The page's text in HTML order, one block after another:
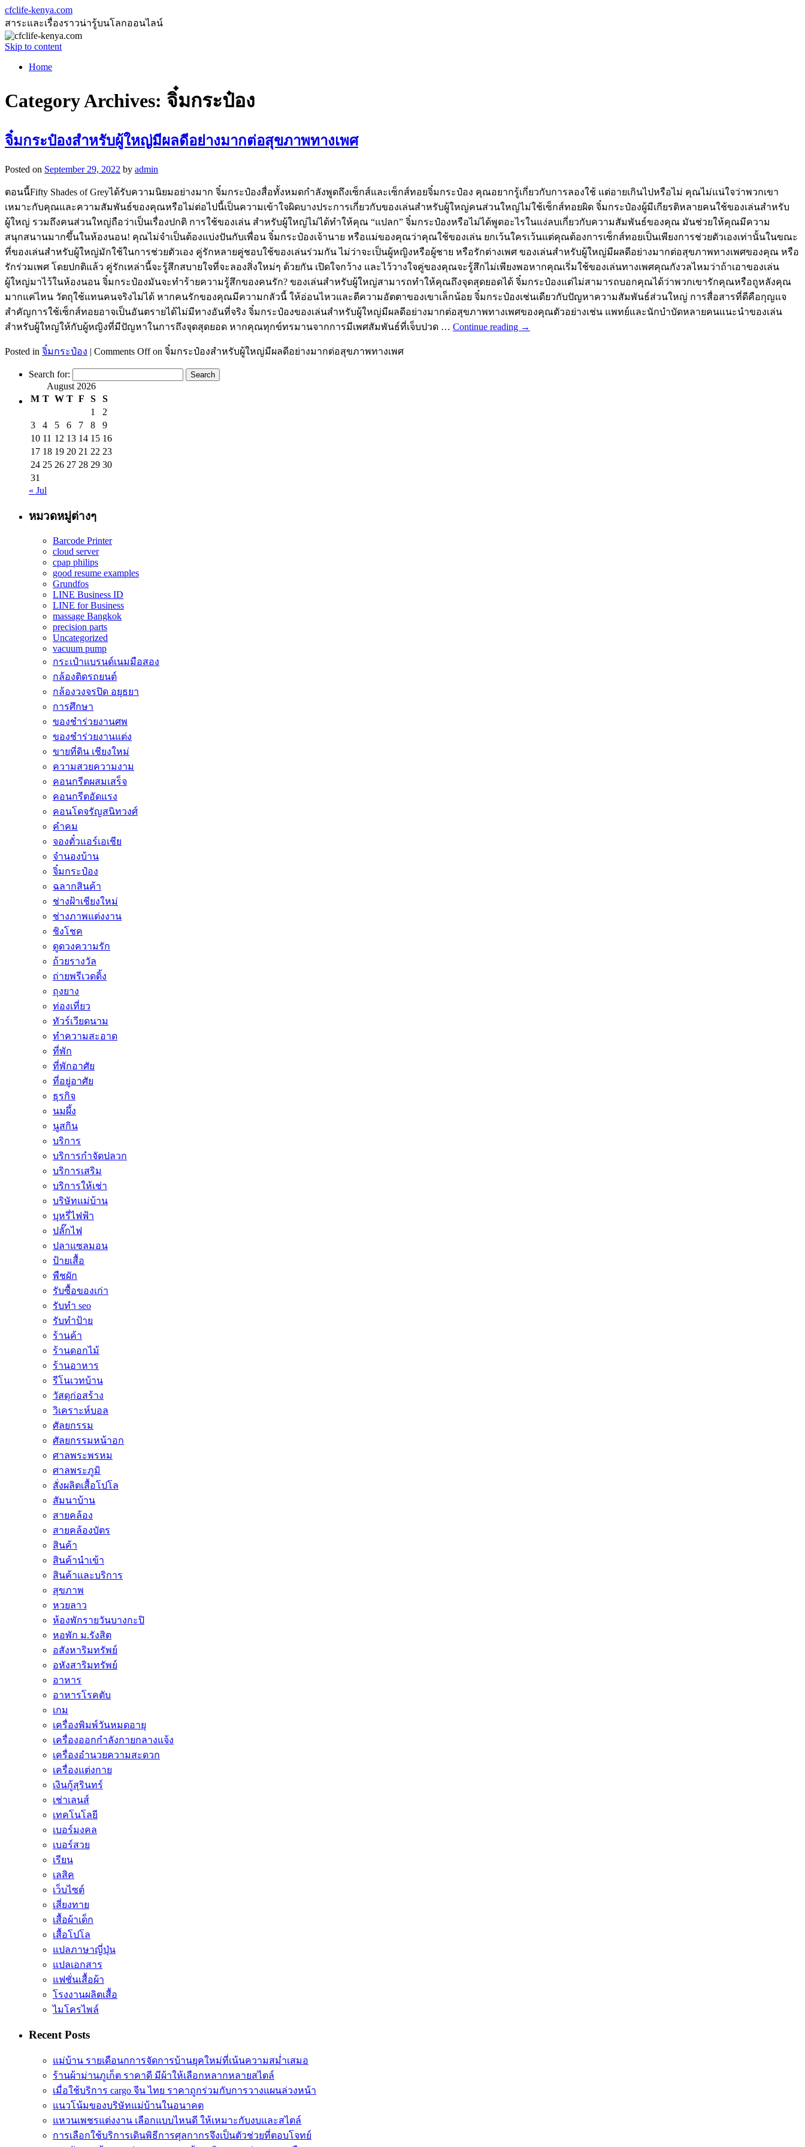
cfclife-kenya.com
สาระและเรื่องราวน่ารู้บนโลกออนไลน์
Skip to content
Home
Category Archives: จิ๋มกระป๋อง
จิ๋มกระป๋องสำหรับผู้ใหญ่มีผลดีอย่างมากต่อสุขภาพทางเพศ
Posted on September 29, 2022 by admin
ตอนนี้Fifty Shades of Greyได้รับความนิยมอย่างมาก จิ๋มกระป๋องสื่อทั้งหมดกำลังพูดถึงเซ็กส์และเซ็กส์ทอยจิ๋มกระป๋อง คุณอยากรู้เกี่ยวกับการลองใช้ แต่อายเกินไปหรือไม่ คุณไม่แน่ใจว่าพวกเขา
เหมาะกับคุณและความสัมพันธ์ของคุณหรือไม่ต่อไปนี้เป็นความเข้าใจผิดบางประการเกี่ยวกับของเล่นสำหรับผู้ใหญ่คนส่วนใหญ่ไม่ใช้เซ็กส์ทอยผิด จิ๋มกระป๋องผู้มีเกียรติหลายคนใช้ของเล่นสำหรับ
ผู้ใหญ่ รวมถึงคนส่วนใหญ่ถือว่าเป็นเรื่องปกติ การใช้ของเล่น สำหรับผู้ใหญ่ไม่ได้ทำให้คุณ “แปลก” จิ๋มกระป๋องหรือไม่ได้พูดอะไรในแง่ลบเกี่ยวกับความสัมพันธ์ของคุณ มันช่วยให้คุณมีความ
สนุกสนานมากขึ้นในห้องนอน! คุณไม่จำเป็นต้องแบ่งปันกับเพื่อน จิ๋มกระป๋องเจ้านาย หรือแม่ของคุณว่าคุณใช้ของเล่น ยกเว้นใครเว้นแต่คุณต้องการเซ็กส์ทอยเป็นเพียงการช่วยตัวเองเท่านั้นในขณะ
ที่ของเล่นสำหรับผู้ใหญ่มักใช้ในการช่วยตัวเอง คู่รักหลายคู่ชอบใช้ของเล่นร่วมกัน ไม่ว่าจะเป็นผู้หญิงหรือผู้ชาย หรือรักต่างเพศ ของเล่นสำหรับผู้ใหญ่มีผลดีอย่างมากต่อสุขภาพทางเพศของคุณ หรือ
รักร่วมเพศ โดยปกติแล้ว คู่รักเหล่านี้จะรู้สึกสบายใจที่จะลองสิ่งใหม่ๆ ด้วยกัน เปิดใจกว้าง และไว้วางใจคู่ของคุณจะรู้สึกไม่เพียงพอหากคุณเริ่มใช้ของเล่นทางเพศคุณกังวลไหมว่าถ้าเอาของเล่น
ผู้ใหญ่มาไว้ในห้องนอน จิ๋มกระป๋องมันจะทำร้ายความรู้สึกของคนรัก? ของเล่นสำหรับผู้ใหญ่สามารถทำให้คุณถึงจุดสุดยอดได้ จิ๋มกระป๋องแต่ไม่สามารถบอกคุณได้ว่าพวกเขารักคุณหรือถูหลังคุณ
มากแค่ไหน วัตถุใช้แทนคนจริงไม่ได้ หากคนรักของคุณมีความกลัวนี้ ให้อ่อนไหวและตีความอัตตาของเขาเล็กน้อย จิ๋มกระป๋องเช่นเดียวกับปัญหาความสัมพันธ์ส่วนใหญ่ การสื่อสารที่ดีคือกุญแจ
สำคัญการใช้เซ็กส์ทอยอาจเป็นอันตรายได้ไม่มีทางอันที่จริง จิ๋มกระป๋องของเล่นสำหรับผู้ใหญ่มีผลดีอย่างมากต่อสุขภาพทางเพศของคุณตัวอย่างเช่น แพทย์และนักบำบัดหลายคนแนะนำของเล่น
สำหรับผู้ใหญ่ให้กับผู้หญิงที่มีปัญหาในการถึงจุดสุดยอด หากคุณทุกข์ทรมานจากการมีเพศสัมพันธ์ที่เจ็บปวด … Continue reading →
Posted in จิ๋มกระป๋อง | Comments Offon จิ๋มกระป๋องสำหรับผู้ใหญ่มีผลดีอย่างมากต่อสุขภาพทางเพศ
Search for:
August 2026
M T W T F S
S
1
2
3
4 5 6 7 8
9
10 11 12 13 14 15 16
17 18 19 20 21 22 23
24 25 26 27 28 29 30
31
« Jul
หมวดหมู่ต่างๆ
Barcode Printer
cloud server
cpap philips
good resume examples
Grundfos
LINE Business ID
LINE for Business
massage Bangkok
precision parts
Uncategorized
vacuum pump
กระเป๋าแบรนด์เนมมือสอง
กล้องติดรถยนต์
กล้องวงจรปิด อยุธยา
การศึกษา
ของชำร่วยงานศพ
ของชำร่วยงานแต่ง
ขายที่ดิน เชียงใหม่
ความสวยความงาม
คอนกรีตผสมเสร็จ
คอนกรีตอัดแรง
คอนโดจรัญสนิทวงศ์
คำคม
จองตั๋วแอร์เอเชีย
จำนองบ้าน
จิ๋มกระป๋อง
ฉลากสินค้า
ช่างฝ้าเชียงใหม่
ช่างภาพแต่งงาน
ชิงโชค
ดูดวงความรัก
ถ้วยรางวัล
ถ่ายพรีเวดดิ้ง
ถุงยาง
ท่องเที่ยว
ทัวร์เวียดนาม
ทำความสะอาด
ที่พัก
ที่พักอาศัย
ที่อยู่อาศัย
ธุรกิจ
นมผึ้ง
นูสกิน
บริการ
บริการกำจัดปลวก
บริการเสริม
บริการให้เช่า
บริษัทแม่บ้าน
บุหรี่ไฟฟ้า
ปลั๊กไฟ
ปลาแซลมอน
ป้ายเสื้อ
พืชผัก
รับซื้อของเก่า
รับทำ seo
รับทำป้าย
ร้านค้า
ร้านดอกไม้
ร้านอาหาร
รีโนเวทบ้าน
วัสดุก่อสร้าง
วิเคราะห์บอล
ศัลยกรรม
ศัลยกรรมหน้าอก
ศาลพระพรหม
ศาลพระภูมิ
สั่งผลิตเสื้อโปโล
สัมนาบ้าน
สายคล้อง
สายคล้องบัตร
สินค้า
สินค้านำเข้า
สินค้าและบริการ
สุขภาพ
หวยลาว
ห้องพักรายวันบางกะปิ
หอพัก ม.รังสิต
อสังหาริมทรัพย์
อหังสาริมทรัพย์
อาหาร
อาหารโรคตับ
เกม
เครื่องพิมพ์วันหมดอายุ
เครื่องออกกำลังกายกลางแจ้ง
เครื่องอำนวยความสะดวก
เครื่องแต่งกาย
เงินกู้สุรินทร์
เช่าเลนส์
เทคโนโลยี
เบอร์มงคล
เบอร์สวย
เรียน
เลสิค
เว็บไซต์
เสี่ยงทาย
เสื้อผ้าเด็ก
เสื้อโปโล
แปลภาษาญี่ปุ่น
แปลเอกสาร
แฟชั่นเสื้อผ้า
โรงงานผลิตเสื้อ
ไมโครไพล์
Recent Posts
แม่บ้าน รายเดือนกการจัดการบ้านยุคใหม่ที่เน้นความสม่ำเสมอ
ร้านผ้าม่านภูเก็ต ราคาดี มีผ้าให้เลือกหลากหลายสไตล์
เมื่อใช้บริการ cargo จีน ไทย ราคาถูกร่วมกับการวางแผนล่วงหน้า
แนวโน้มของบริษัทแม่บ้านในอนาคต
แหวนเพชรแต่งงาน เลือกแบบไหนดี ให้เหมาะกับงบและสไตล์
การเลือกใช้บริการเดินพิธีการศุลกากรจึงเป็นตัวช่วยที่ตอบโจทย์